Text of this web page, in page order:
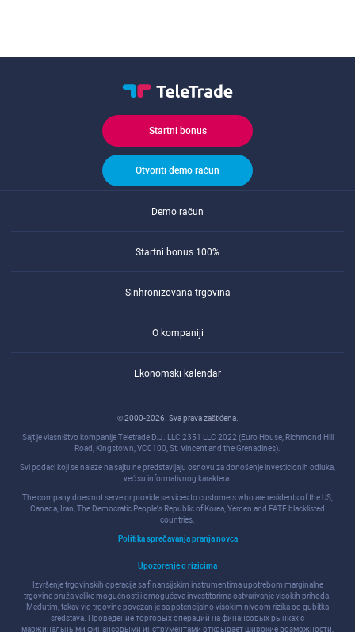
Startni bonus
Otvoriti demo račun
Demo račun
Startni bonus 100%
Sinhronizovana trgovina
O kompaniji
Ekonomski kalendar
© 2000-2026. Sva prava zaštićena.
Sajt je vlasništvo kompanije Teletrade D.J. LLC 2351 LLC 2022 (Euro House, Richmond Hill
Road, Kingstown, VC0100, St. Vincent and the Grenadines).
Svi podaci koji se nalaze na sajtu ne predstavljaju osnovu za donošenje investicionih odluka,
već su informativnog karaktera.
The company does not serve or provide services to customers who are residents of the US,
Canada, Iran, The Democratic People's Republic of Korea, Yemen and FATF blacklisted
countries.
Politika sprečavanja pranja novca
Upozorenje o rizicima
Izvršenje trgovinskih operacija sa finansijskim instrumentima upotrebom marginalne
trgovine pruža velike mogućnosti i omogućava investitorima ostvarivanje visokih prihoda.
Međutim, takav vid trgovine povezan je sa potencijalno visokim nivoom rizika od gubitka
sredstava. Проведение торговых операций на финанcовых рынках c
маржинальными финанcовыми инcтрументами открывает широкие возможноcти,